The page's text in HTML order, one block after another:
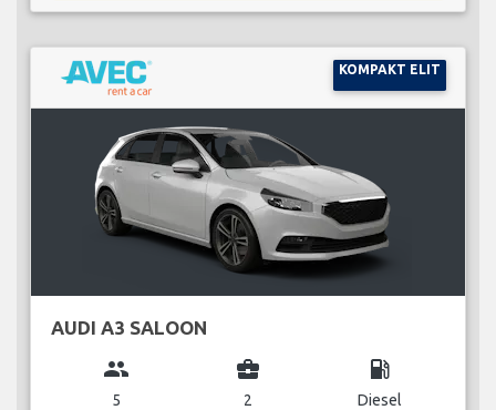
KOMPAKT ELIT
AUDI A3 SALOON
group
5
business_center
2
local_gas_station
Diesel